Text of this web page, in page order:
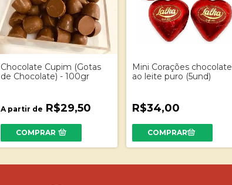
Chocolate Cupim (Gotas
de Chocolate) - 100gr
A partir de R$29,50
COMPRAR
Mini Corações chocolate
ao leite puro (5und)
R$34,00